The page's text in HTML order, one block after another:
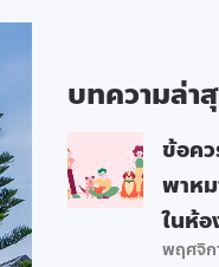
บทความล่า
ข้อคว
พาหม
ในห้
พฤศจิก